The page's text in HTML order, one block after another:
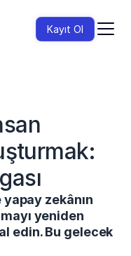
yapay zekânın
yeniden
edin. Bu gelecek
Kayıt Ol